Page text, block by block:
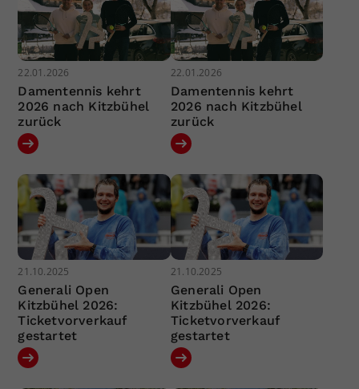
22.01.2026
Damentennis kehrt
2026 nach Kitzbühel
zurück
22.01.2026
Damentennis kehrt
2026 nach Kitzbühel
zurück
21.10.2025
Generali Open
Kitzbühel 2026:
Ticketvorverkauf
gestartet
21.10.2025
Generali Open
Kitzbühel 2026:
Ticketvorverkauf
gestartet